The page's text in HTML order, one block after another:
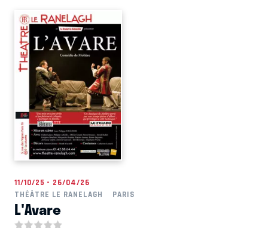
11/10/25 - 26/04/26
THÉÂTRE LE RANELAGH
PARIS
L'Avare